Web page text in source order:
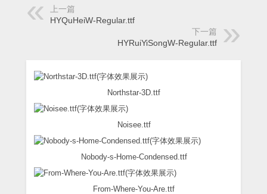
上一篇
HYQuHeiW-Regular.ttf
下一篇
HYRuiYiSongW-Regular.ttf
Northstar-3D.ttf
Noisee.ttf
Nobody-s-Home-Condensed.ttf
From-Where-You-Are.ttf